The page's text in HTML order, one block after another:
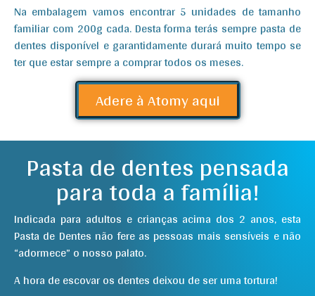
Na embalagem vamos encontrar 5 unidades de tamanho
familiar com 200g cada. Desta forma terás sempre pasta de
dentes disponível e garantidamente durará muito tempo se
ter que estar sempre a comprar todos os meses.
Adere à Atomy aqui
Pasta de dentes pensada
para toda a família!
Indicada para adultos e crianças acima dos 2 anos, esta
Pasta de Dentes não fere as pessoas mais sensíveis e não
“adormece” o nosso palato.
A hora de escovar os dentes deixou de ser uma tortura!